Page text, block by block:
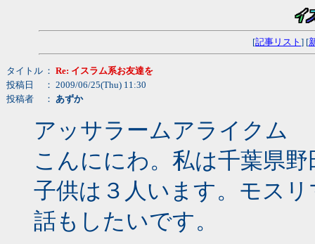
[記事リスト ] [
タイトル ： Re: イスラム系お友達を
投稿日
： 2009/06/25(Thu) 11:30
投稿者
： あずか
アッサラームアライクム
こんににわ。私は千葉県
子供は３人います。モス
話もしたいです。